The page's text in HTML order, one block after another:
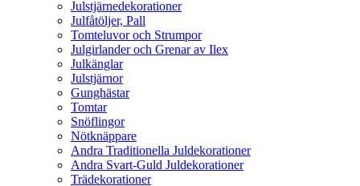
Julstjärnedekorationer
Julfåtöljer, Pall
Tomteluvor och Strumpor
Julgirlander och Grenar av Ilex
Julkänglar
Julstjärnor
Gunghästar
Tomtar
Snöflingor
Nötknäppare
Andra Traditionella Juldekorationer
Andra Svart-Guld Juldekorationer
Trädekorationer